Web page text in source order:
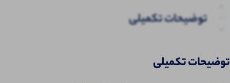
توضیحات تکمیلی
توضیحات تکمیلی